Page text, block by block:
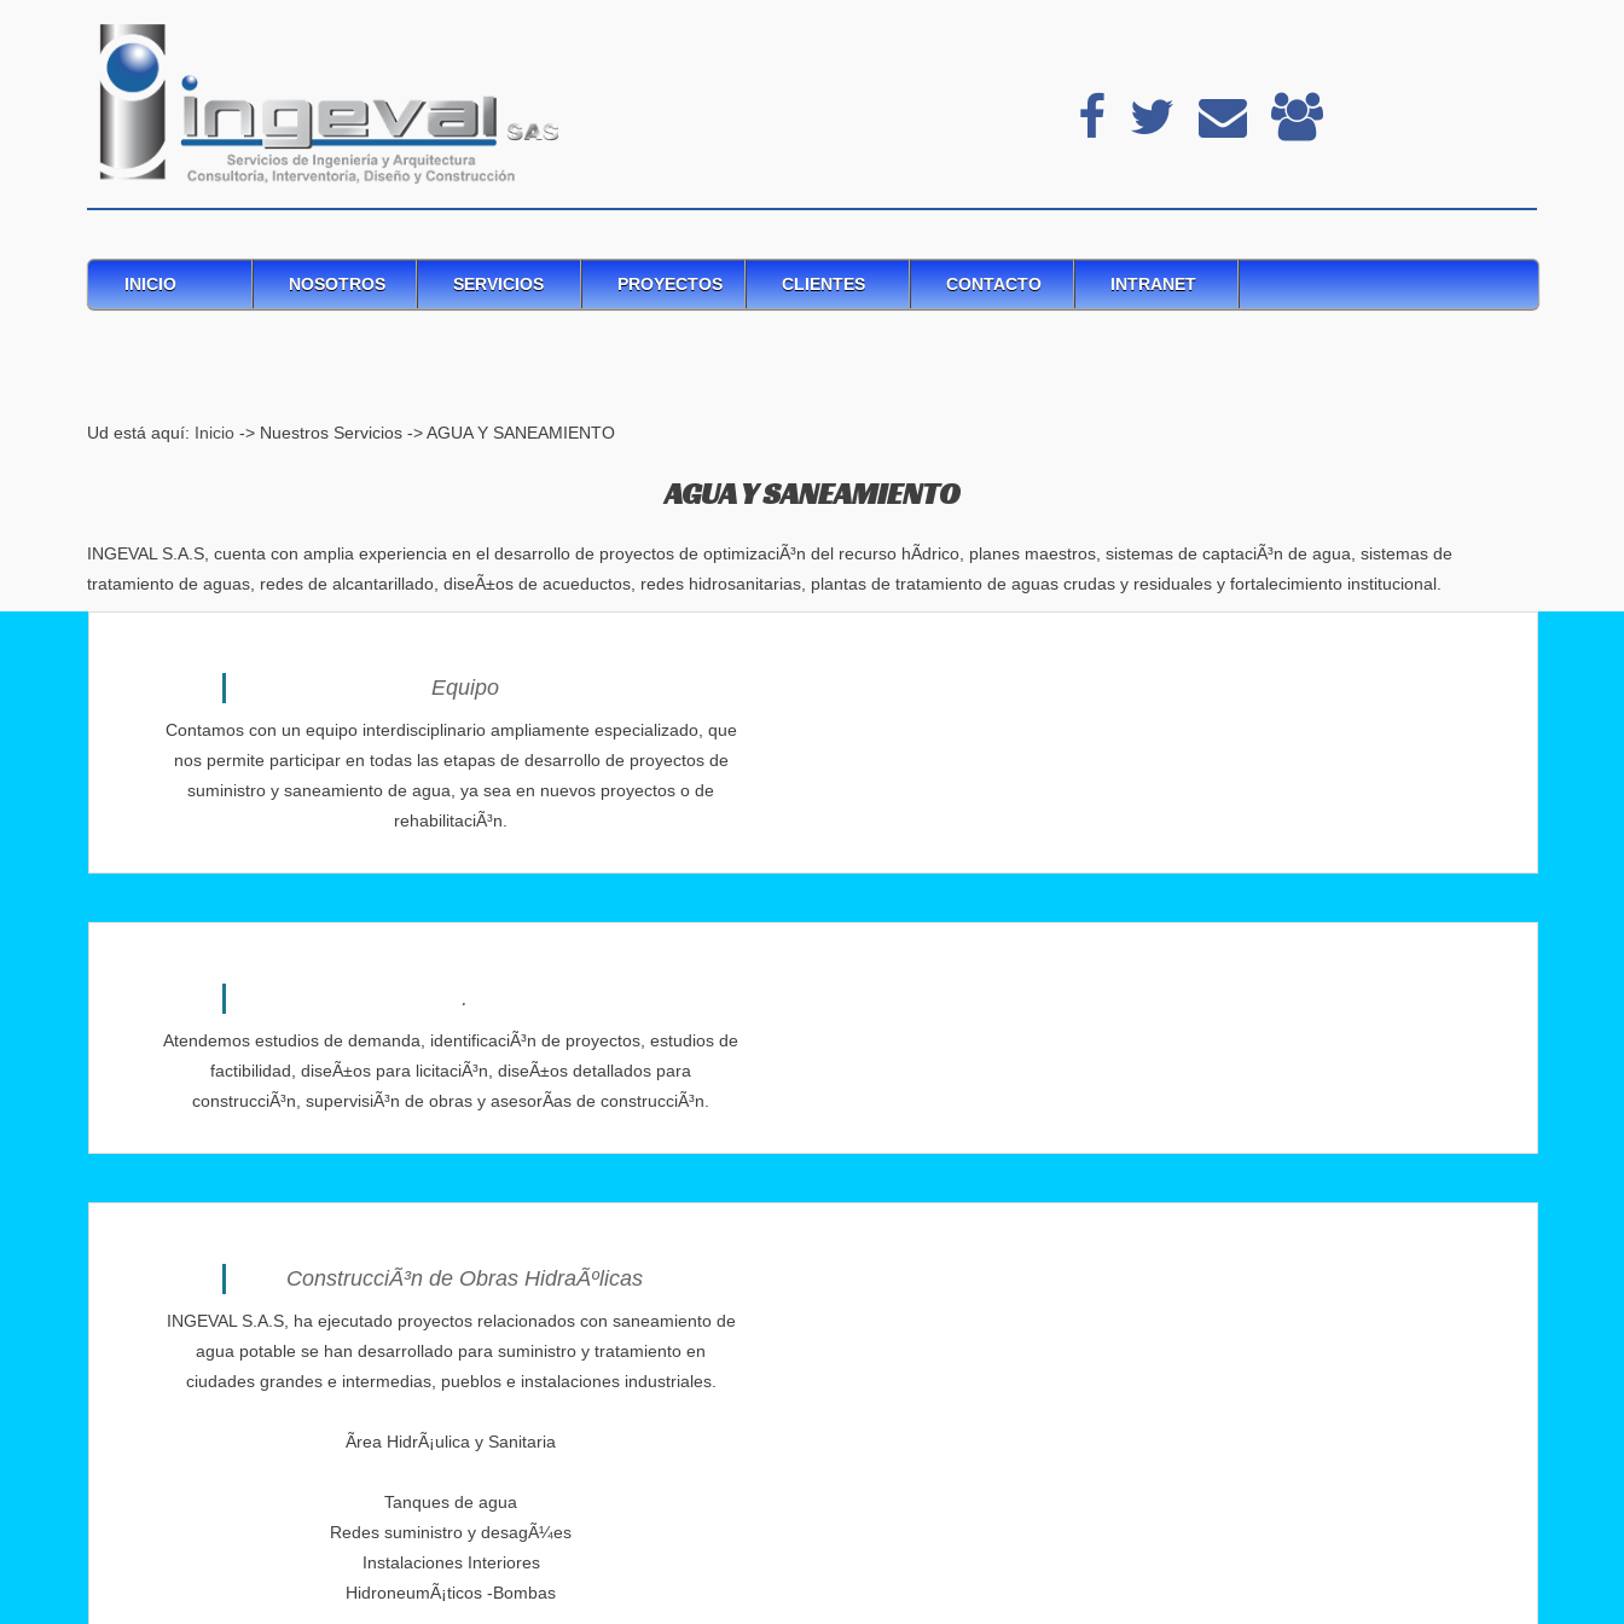
INICIO NOSOTROS SERVICIOS PROYECTOS CLIENTES CONTACTO INTRANET
Ud está aquí: Inicio -> Nuestros Servicios -> AGUA Y SANEAMIENTO
AGUA Y SANEAMIENTO
INGEVAL S.A.S, cuenta con amplia experiencia en el desarrollo de proyectos de optimizaciÃ³n del recurso hÃ­drico, planes maestros, sistemas de captaciÃ³n de agua, sistemas de
tratamiento de aguas, redes de alcantarillado, diseÃ±os de acueductos, redes hidrosanitarias, plantas de tratamiento de aguas crudas y residuales y fortalecimiento institucional.
Equipo
Contamos con un equipo interdisciplinario ampliamente especializado, que
nos permite participar en todas las etapas de desarrollo de proyectos de
suministro y saneamiento de agua, ya sea en nuevos proyectos o de
rehabilitaciÃ³n.
.
Atendemos estudios de demanda, identificaciÃ³n de proyectos, estudios de
factibilidad, diseÃ±os para licitaciÃ³n, diseÃ±os detallados para
construcciÃ³n, supervisiÃ³n de obras y asesorÃ­as de construcciÃ³n.
ConstrucciÃ³n de Obras HidraÃºlicas
INGEVAL S.A.S, ha ejecutado proyectos relacionados con saneamiento de
agua potable se han desarrollado para suministro y tratamiento en
ciudades grandes e intermedias, pueblos e instalaciones industriales.
Ãrea HidrÃ¡ulica y Sanitaria
Tanques de agua
Redes suministro y desagÃ¼es
Instalaciones Interiores
HidroneumÃ¡ticos -Bombas